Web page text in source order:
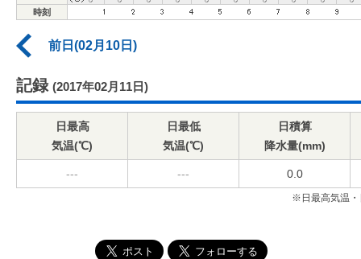
時刻
前日(02月10日)
記録 (2017年02月11日)
日最高
気温(℃)
日最低
気温(℃)
日積算
降水量(mm)
--- --- 0.0
※日最高気温・